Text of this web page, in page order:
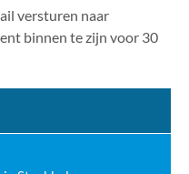
versturen naar
binnen te zijn voor 30